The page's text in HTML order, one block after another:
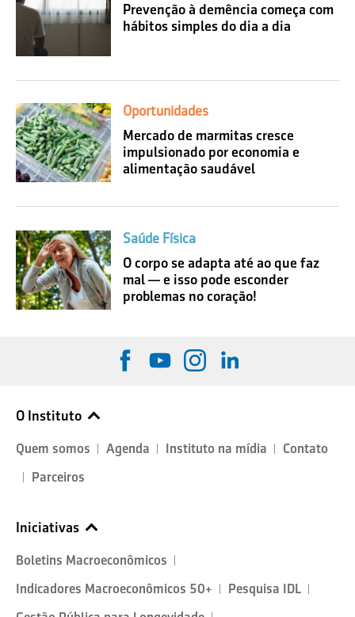
Prevenção à demência começa com
hábitos simples do dia a dia
Oportunidades
Mercado de marmitas cresce
impulsionado por economia e
alimentação saudável
Saúde Física
O corpo se adapta até ao que faz
mal — e isso pode esconder
problemas no coração!
O Instituto
Quem somos Agenda Instituto na mídia
Contato
Parceiros
Iniciativas
Boletins Macroeconômicos
Indicadores Macroeconômicos 50+
Pesquisa IDL